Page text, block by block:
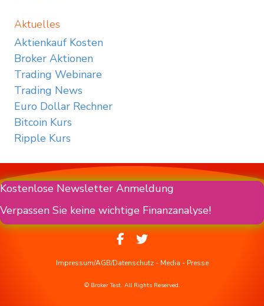
Aktuelles
Aktienkauf Kosten
Broker Aktionen
Trading Webinare
Trading News
Euro Dollar Rechner
Bitcoin Kurs
Ripple Kurs
Kostenlose Newsletter Anmeldung
Verpassen Sie keine wichtige Finanzanalyse!
Impressum/AGB/Datenschutz- Media - Presse
© Broker Test. All Rights Reserved.